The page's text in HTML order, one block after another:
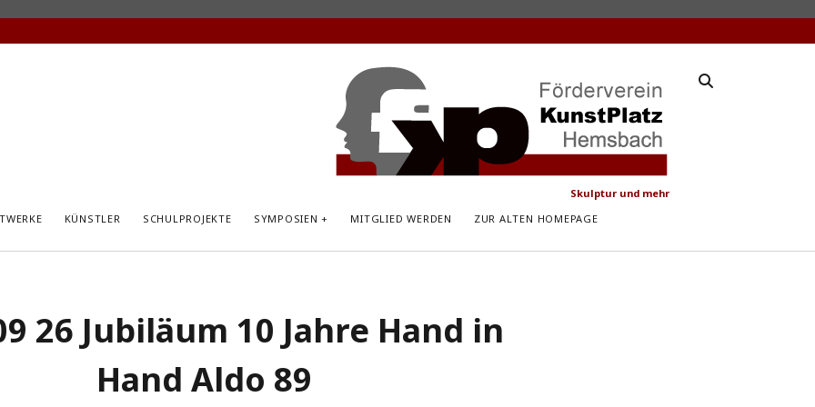
KunstPlatz
Hemsbach
Skulptur und mehr
KÜNSTLER SCHULPROJEKTE SYMPOSIEN MITGLIED WERDEN ZUR ALTEN HOMEPAGE
26 Jubiläum 10 Jahre Hand in
Hand Aldo 89